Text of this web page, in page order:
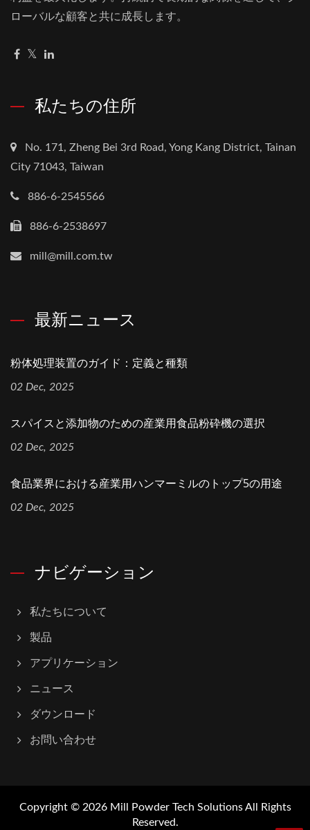
ローバルな顧客と共に成長します。
私たちの住所
No. 171, Zheng Bei 3rd Road, Yong Kang District, Tainan
City 71043, Taiwan
886-6-2545566
886-6-2538697
mill@mill.com.tw
最新ニュース
粉体処理装置のガイド：定義と種類
02 Dec, 2025
スパイスと添加物のための産業用食品粉砕機の選択
02 Dec, 2025
食品業界における産業用ハンマーミルのトップ5の用途
02 Dec, 2025
ナビゲーション
私たちについて
製品
アプリケーション
ニュース
ダウンロード
お問い合わせ
Copyright © 2026 Mill Powder Tech SolutionsAll Rights
Reserved.